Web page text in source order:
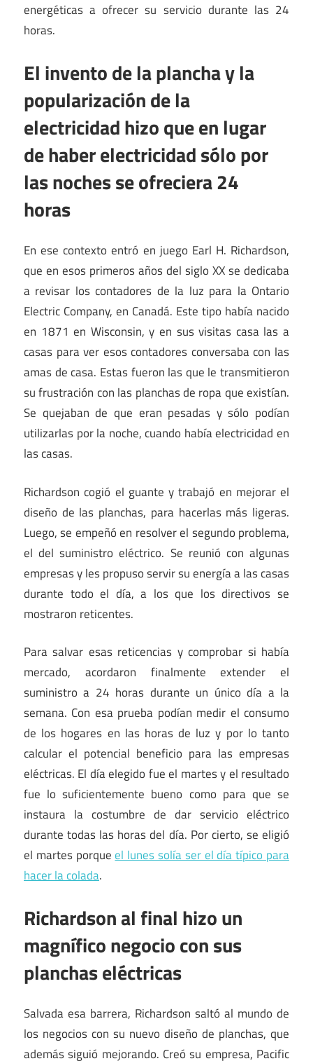
energéticas a ofrecer su servicio durante las 24
horas.
El invento de la plancha y la
popularización de la
electricidad hizo que en lugar
de haber electricidad sólo por
las noches se ofreciera 24
horas
En ese contexto entró en juego Earl H. Richardson,
que en esos primeros años del siglo XX se dedicaba
a revisar los contadores de la luz para la Ontario
Electric Company, en Canadá. Este tipo había nacido
en 1871 en Wisconsin, y en sus visitas casa las a
casas para ver esos contadores conversaba con las
amas de casa. Estas fueron las que le transmitieron
su frustración con las planchas de ropa que existían.
Se quejaban de que eran pesadas y sólo podían
utilizarlas por la noche, cuando había electricidad en
las casas.
Richardson cogió el guante y trabajó en mejorar el
diseño de las planchas, para hacerlas más ligeras.
Luego, se empeñó en resolver el segundo problema,
el del suministro eléctrico. Se reunió con algunas
empresas y les propuso servir su energía a las casas
durante todo el día, a los que los directivos se
mostraron reticentes.
Para salvar esas reticencias y comprobar si había
mercado, acordaron finalmente extender el
suministro a 24 horas durante un único día a la
semana. Con esa prueba podían medir el consumo
de los hogares en las horas de luz y por lo tanto
calcular el potencial beneficio para las empresas
eléctricas. El día elegido fue el martes y el resultado
fue lo suficientemente bueno como para que se
instaura la costumbre de dar servicio eléctrico
durante todas las horas del día. Por cierto, se eligió
el martes porqueel lunes solía ser el día típico para
hacer la colada.
Richardson al final hizo un
magnífico negocio con sus
planchas eléctricas
Salvada esa barrera, Richardson saltó al mundo de
los negocios con su nuevo diseño de planchas, que
además siguió mejorando. Creó su empresa, Pacific